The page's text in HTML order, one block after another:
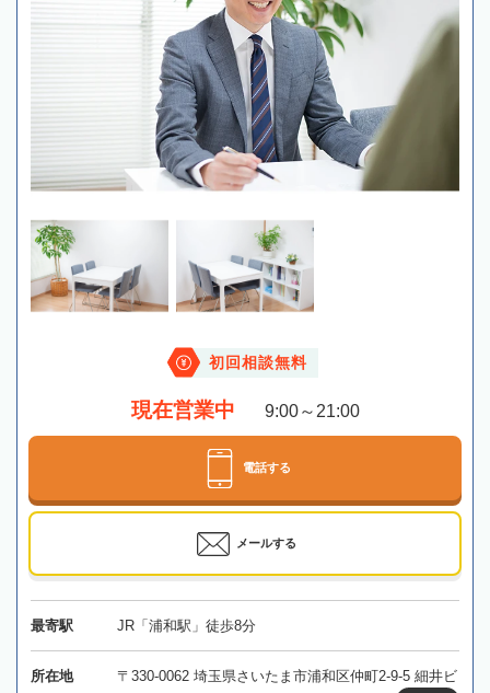
初回相談無料
現在営業中 9:00～21:00
電話する
メールする
最寄駅 JR「浦和駅」徒歩8分
所在地
〒330-0062 埼玉県さいたま市浦和区仲町2-9-5 細井ビ